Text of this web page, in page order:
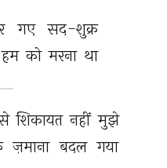
गए सद-शुक्र
हम को मरना था
शिकायत नहीं मुझे
ज़माना बदल गया